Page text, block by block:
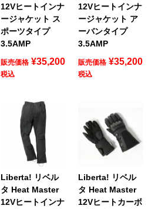
12Vヒートインナ
ージャケット ス
ポーツタイプ
3.5AMP
販売価格 ¥35,200
税込
12Vヒートインナ
ージャケット ア
ーバンタイプ
3.5AMP
販売価格 ¥35,200
税込
Liberta! リベル
タ Heat Master
12Vヒートインナ
Liberta! リベル
タ Heat Master
12Vヒートカーボ